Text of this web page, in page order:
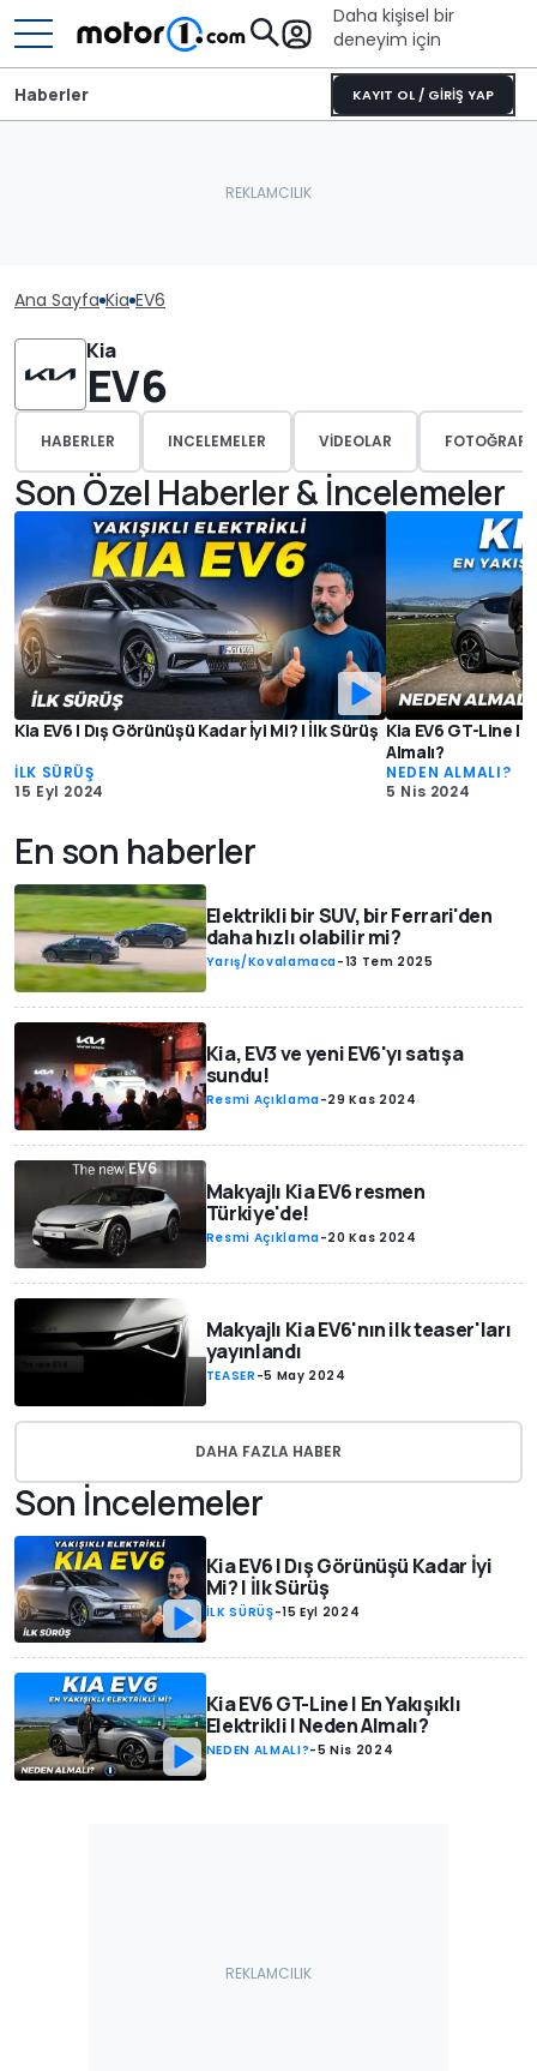
Daha kişisel bir
deneyim için
KAYIT OL / GİRİŞ YAP
Haberler
Ana Sayfa Kia EV6
Kia
EV6
HABERLER INCELEMELER VIDEOLAR
Son Özel Haberler & İncelemeler
Kia EV6 | Dış Görünüşü Kadar İyi Mi? | İlk Sürüş
İLK SÜRÜŞ
15 Eyl 2024
Kia EV6 GT-Line |
Almalı?
NEDEN ALMALI?
5 Nis 2024
En son haberler
Elektrikli bir SUV, bir Ferrari'den
daha hızlı olabilir mi?
Yarış/Kovalamaca-13 Tem 2025
Kia, EV3 ve yeni EV6'yı satışa
sundu!
Resmi Açıklama-29 Kas 2024
Makyajlı Kia EV6 resmen
Türkiye'de!
Resmi Açıklama-20 Kas 2024
Makyajlı Kia EV6'nın ilk teaser'ları
yayınlandı
TEASER -5 May 2024
DAHA FAZLA HABER
Son İncelemeler
Kia EV6 | Dış Görünüşü Kadar İyi
Mi? | İlk Sürüş
İLK SÜRÜŞ-15 Eyl 2024
Kia EV6 GT-Line | En Yakışıklı
Elektrikli | Neden Almalı?
NEDEN ALMALI?-5 Nis 2024